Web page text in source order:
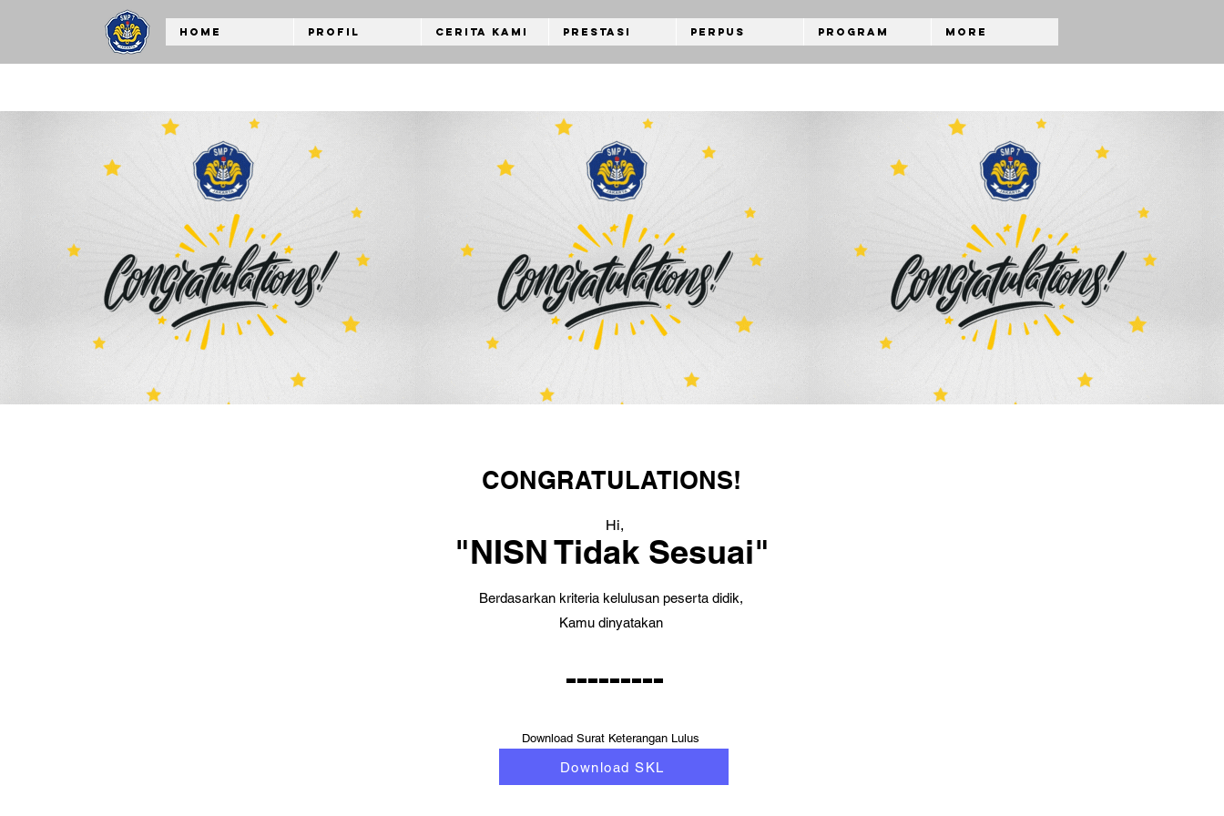
Home Profil Cerita Kami Prestasi Perpus Program More
CONGRATULATIONS!
Hi,
"NISN Tidak Sesuai"
Berdasarkan kriteria kelulusan peserta didik,
Kamu dinyatakan
---------
Download Surat Keterangan Lulus
Download SKL